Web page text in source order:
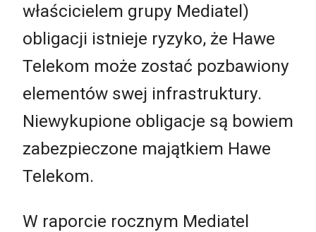
właścicielem grupy Mediatel)
obligacji istnieje ryzyko, że Hawe
Telekom może zostać pozbawiony
elementów swej infrastruktury.
Niewykupione obligacje są bowiem
zabezpieczone majątkiem Hawe
Telekom.
W raporcie rocznym Mediatel